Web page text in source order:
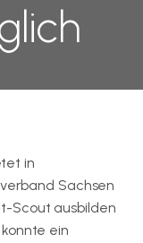
in
Sachsen
Scout ausbilden
konnte ein